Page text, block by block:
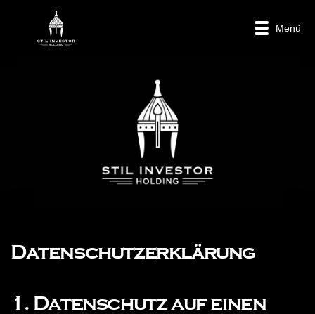
Menü
Datenschutzerklärung
1. Datenschutz auf einen